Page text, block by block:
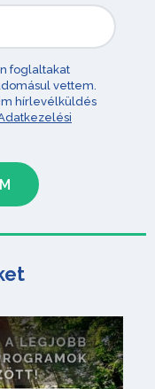
foglaltakat
vettem.
hírlevélküldés